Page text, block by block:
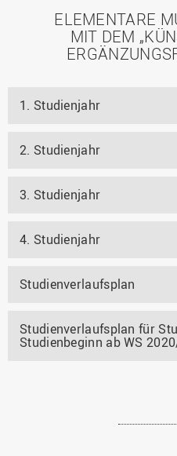
ELEMENTARE
MIT DEM
1. Studienjahr
2. Studienjahr
3. Studienjahr
4. Studienjahr
Studienverlaufsplan
Studienverlaufsplan für
Studienbeginn ab WS